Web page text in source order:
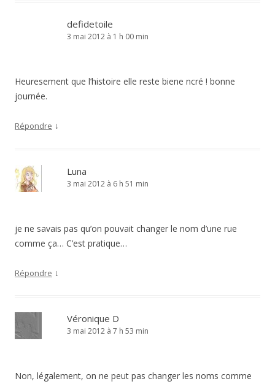
defidetoile
3 mai 2012 à 1 h 00 min
Heuresement que l’histoire elle reste biene ncré ! bonne
journée.
Répondre ↓
Luna
3 mai 2012 à 6 h 51 min
je ne savais pas qu’on pouvait changer le nom d’une rue
comme ça… C’est pratique…
Répondre ↓
Véronique D
3 mai 2012 à 7 h 53 min
Non, légalement, on ne peut pas changer les noms comme